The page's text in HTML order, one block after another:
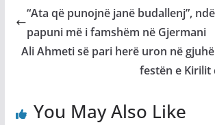
“Ata që punojnë janë budallenj”,
papuni më i famshëm në Gjermani
Ali Ahmeti së pari herë uron në
festën e
You May Also Like